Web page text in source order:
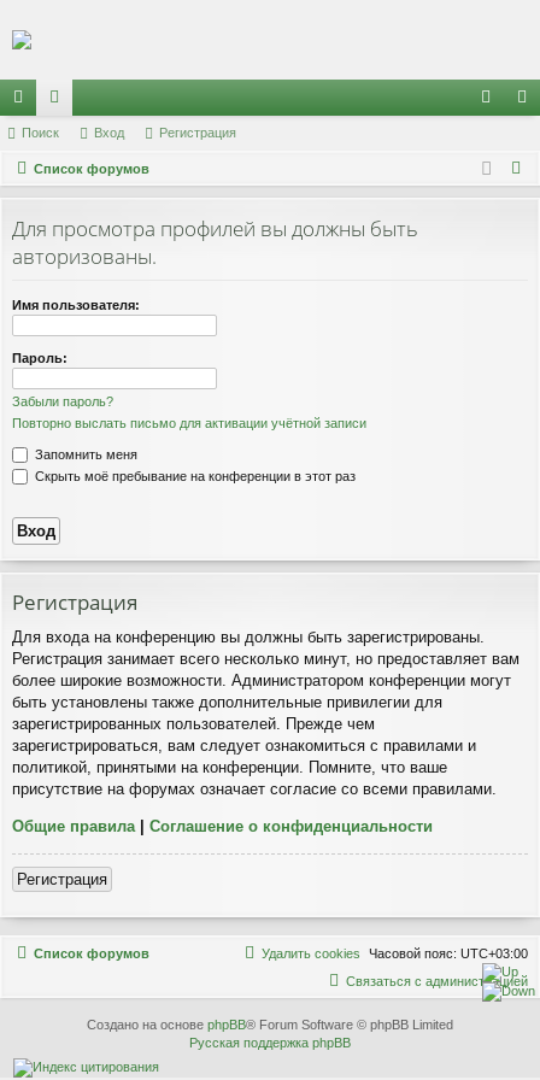
Регистрация
с
ы
и
ор
ум д и
Поиск Вход Регистрация
Список форумов
Для просмотра профилей вы должны быть
авторизованы.
Имя пользователя:
Пароль:
Забыли пароль?
Повторно выслать письмо для активации учётной записи
Запомнить меня
Скрыть моё пребывание на конференции в этот раз
Регистрация
Для входа на конференцию вы должны быть зарегистрированы.
Регистрация занимает всего несколько минут, но предоставляет вам
более широкие возможности. Администратором конференции могут
быть установлены также дополнительные привилегии для
зарегистрированных пользователей. Прежде чем
зарегистрироваться, вам следует ознакомиться с правилами и
политикой, принятыми на конференции. Помните, что ваше
присутствие на форумах означает согласие со всеми правилами.
Общие правила | Соглашение о конфиденциальности
Регистрация
Список форумов Часовой пояс: UTC+03:00
Удалить cookies
Связаться с
Связаться с администрацией
Создано на основе phpBB® Forum Software © phpBB Limited
Русская поддержка phpBB